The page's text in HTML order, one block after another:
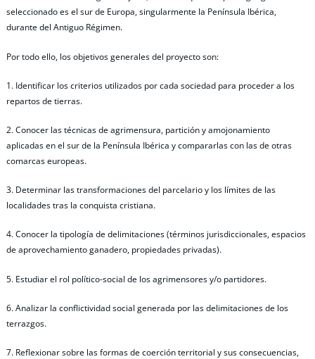
seleccionado es el sur de Europa, singularmente la Península Ibérica,
durante del Antiguo Régimen.
Por todo ello, los objetivos generales del proyecto son:
1. Identificar los criterios utilizados por cada sociedad para proceder a los
repartos de tierras.
2. Conocer las técnicas de agrimensura, partición y amojonamiento
aplicadas en el sur de la Península Ibérica y compararlas con las de otras
comarcas europeas.
3. Determinar las transformaciones del parcelario y los límites de las
localidades tras la conquista cristiana.
4. Conocer la tipología de delimitaciones (términos jurisdiccionales, espacios
de aprovechamiento ganadero, propiedades privadas).
5. Estudiar el rol político-social de los agrimensores y/o partidores.
6. Analizar la conflictividad social generada por las delimitaciones de los
terrazgos.
7. Reflexionar sobre las formas de coerción territorial y sus consecuencias,